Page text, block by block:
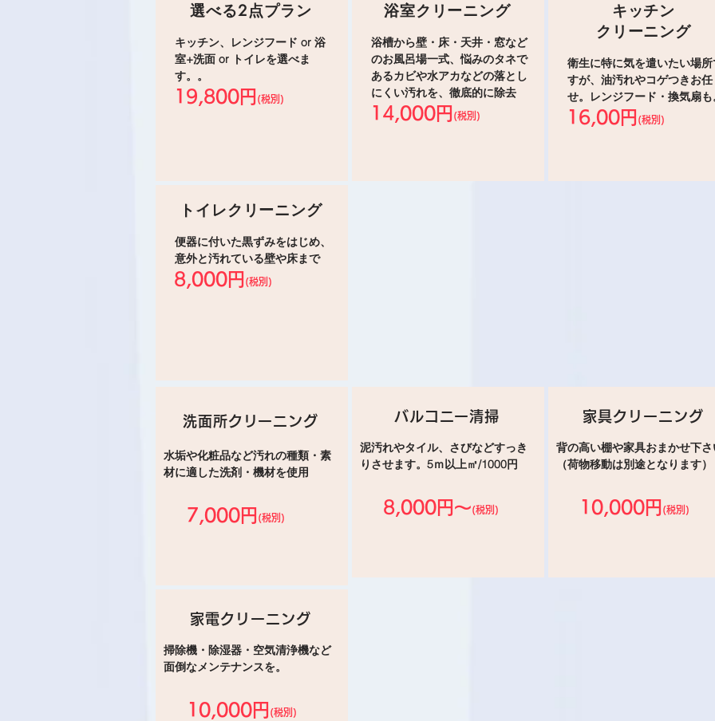
選べる2点プラン
キッチン、レンジフード or 浴
室+洗面 or トイレを選べま
す。。
19,800円 (税別)
浴室クリーニング
浴槽から壁・床・天井・窓など
のお風呂場一式、悩みのタネで
あるカビや水アカなどの落とし
にくい汚れを、徹底的に除去
14,000円 (税別)
キッチン
クリーニング
衛生に特に気を遣いたい場所
すが、油汚れやコゲつきお任
せ。レンジフード・換気扇も
16,00円 (税別)
トイレクリーニング
便器に付いた黒ずみをはじめ、
意外と汚れている壁や床まで
8,000円 (税別)
洗面所クリーニング
水垢や化粧品など汚れの種類・素
材に適した洗剤・機材を使用
7,000円 (税別)
バルコニー清掃
泥汚れやタイル、さびなどすっき
りさせます。5ｍ以上㎡/1000円
8,000円～(税別)
家具クリーニング
背の高い棚や家具おまかせ下さ
（荷物移動は別途となります）
10,000円 (税別)
家電クリーニング
掃除機・除湿器・空気清浄機など
面倒なメンテナンスを。
10,000円 (税別)